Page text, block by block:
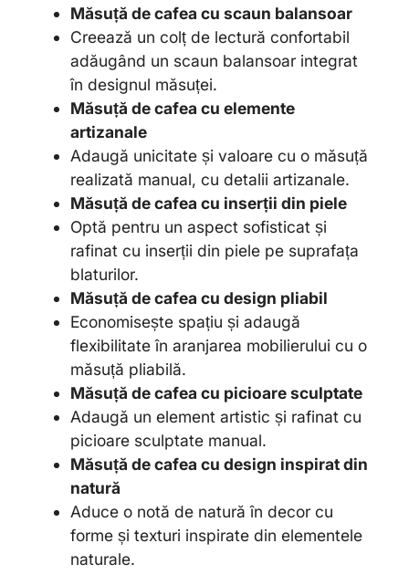
Măsuță de cafea cu scaun balansoar
Creează un colț de lectură confortabil
adăugând un scaun balansoar integrat
în designul măsuței.
Măsuță de cafea cu elemente
artizanale
Adaugă unicitate și valoare cu o măsuță
realizată manual, cu detalii artizanale.
Măsuță de cafea cu inserții din piele
Optă pentru un aspect sofisticat și
rafinat cu inserții din piele pe suprafața
blaturilor.
Măsuță de cafea cu design pliabil
Economisește spațiu și adaugă
flexibilitate în aranjarea mobilierului cu o
măsuță pliabilă.
Măsuță de cafea cu picioare sculptate
Adaugă un element artistic și rafinat cu
picioare sculptate manual.
Măsuță de cafea cu design inspirat din
natură
Aduce o notă de natură în decor cu
forme și texturi inspirate din elementele
naturale.